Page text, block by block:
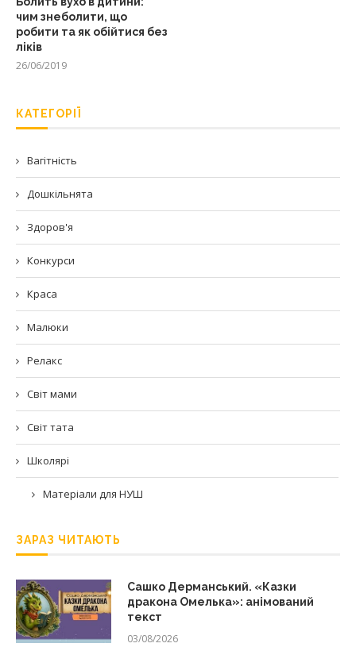
чим знеболити, що
робити та як обійтися без
ліків
26/06/2019
КАТЕГОРІЇ
Вагітність
Дошкільнята
Здоров'я
Конкурси
Краса
Малюки
Релакс
Світ мами
Світ тата
Школярі
Матеріали для НУШ
ЗАРАЗ ЧИТАЮТЬ
Сашко Дерманський. «Казки
дракона Омелька»: анімований
текст
03/08/2026